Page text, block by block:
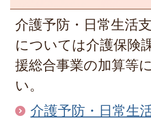
介護予防・日常生活
については介護保険
援総合事業の加算等
い。
介護予防・日常生